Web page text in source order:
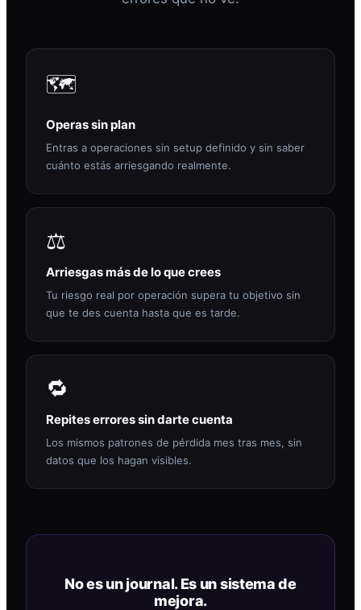
🗺️
Operas sin plan
Entras a operaciones sin setup definido y sin saber
cuánto estás arriesgando realmente.
⚖️
Arriesgas más de lo que crees
Tu riesgo real por operación supera tu objetivo sin
que te des cuenta hasta que es tarde.
🔁
Repites errores sin darte cuenta
Los mismos patrones de pérdida mes tras mes, sin
datos que los hagan visibles.
No es un journal. Es un sistema de
mejora.